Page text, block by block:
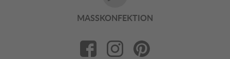
MASSKONFEKTION